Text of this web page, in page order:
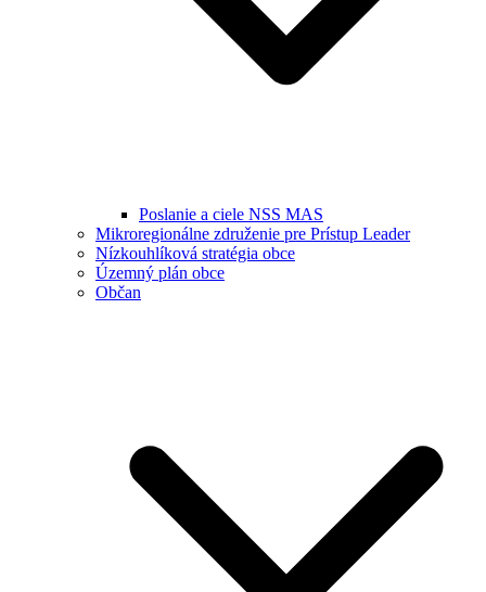
Poslanie a ciele NSS MAS
Mikroregionálne združenie pre Prístup Leader
Nízkouhlíková stratégia obce
Územný plán obce
Občan